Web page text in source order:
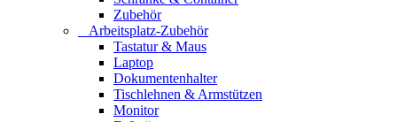
Zubehör
Arbeitsplatz-Zubehör
Tastatur & Maus
Laptop
Dokumentenhalter
Tischlehnen & Armstützen
Monitor